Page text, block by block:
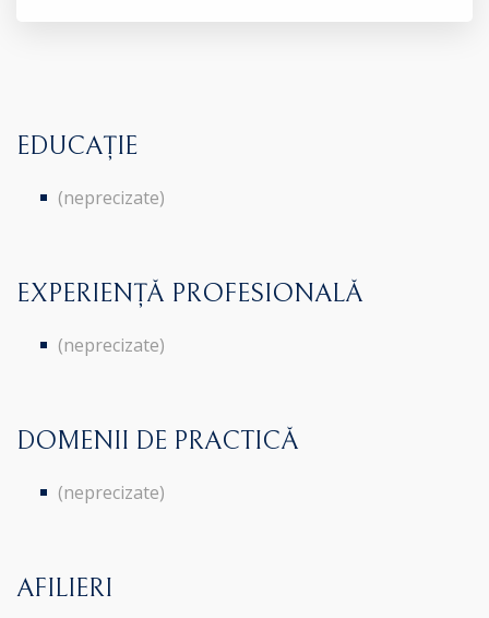
EDUCAȚIE
(neprecizate)
EXPERIENȚĂ PROFESIONALĂ
(neprecizate)
DOMENII DE PRACTICĂ
(neprecizate)
AFILIERI